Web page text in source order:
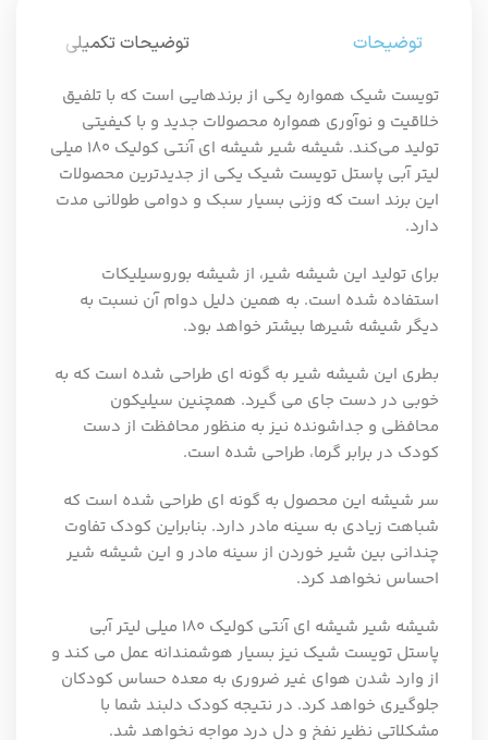
توضیحات توضیحات تکمیلی
تویست شیک همواره یکی از برندهایی است که با تلفیق
خلاقیت و نوآوری همواره محصولات جدید و با کیفیتی
تولید می‌کند. شیشه شیر شیشه ای آنتی کولیک ۱۸۰ میلی
لیتر آبی پاستل تویست شیک یکی از جدیدترین محصولات
این برند است که وزنی بسیار سبک و دوامی طولانی مدت
دارد.
برای تولید این شیشه شیر، از شیشه بوروسیلیکات
استفاده شده است. به همین دلیل دوام آن نسبت به
دیگر شیشه شیرها بیشتر خواهد بود.
بطری این شیشه شیر به گونه ای طراحی شده است که به
خوبی در دست جای می گیرد. همچنین سیلیکون
محافظی و جداشونده نیز به منظور محافظت از دست
کودک در برابر گرما، طراحی شده است.
سر شیشه این محصول به گونه ای طراحی شده است که
شباهت زیادی به سینه مادر دارد. بنابراین کودک تفاوت
چندانی بین شیر خوردن از سینه مادر و این شیشه شیر
احساس نخواهد کرد.
شیشه شیر شیشه ای آنتی کولیک ۱۸۰ میلی لیتر آبی
پاستل تویست شیک نیز بسیار هوشمندانه عمل می کند و
از وارد شدن هوای غیر ضروری به معده حساس کودکان
جلوگیری خواهد کرد. در نتیجه کودک دلبند شما با
مشکلاتی نظیر نفخ و دل درد مواجه نخواهد شد.